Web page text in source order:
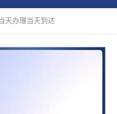
天办理当天到达